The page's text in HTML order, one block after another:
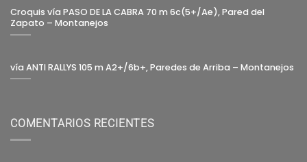
Croquis vía PASO DE LA CABRA 70 m 6c(5+/Ae), Pared del
Zapato – Montanejos
vía ANTI RALLYS 105 m A2+/6b+, Paredes de Arriba – Montanejos
COMENTARIOS RECIENTES